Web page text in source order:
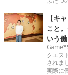
【キ
こと
いう
クエス
されま
実際に